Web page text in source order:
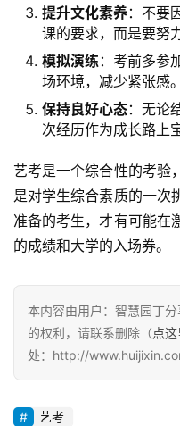
提升文化素养：不要
课的要求，而是要努
模拟演练：考前多参
场环境，减少紧张感。
保持良好心态：无论
次经历作为成长路上
艺考是一个综合性的考验
是对学生综合素质的一次
准备的考生，才有可能在
的成绩和大学的入场券。
本内容由用户：智慧园丁
的权利，请联系删除（点
处：http://
艺考